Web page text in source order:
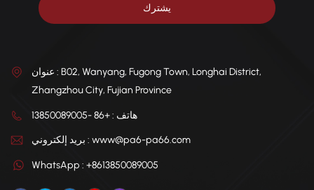
عنوان : B02, Wanyang, Fugong Town, Longhai District,
Zhangzhou City, Fujian Province
هاتف : +86 -13850089005
بريد إلكتروني : www@pa6-pa66.com
WhatsApp : +8613850089005